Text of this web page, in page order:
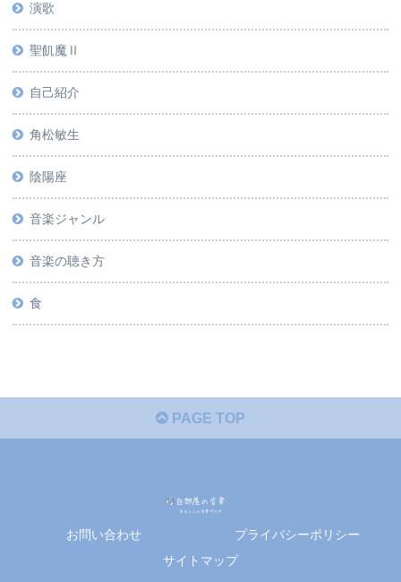
演歌
聖飢魔Ⅱ
自己紹介
角松敏生
陰陽座
音楽ジャンル
音楽の聴き方
食
PAGE TOP
お問い合わせ
プライバシーポリシー
サイトマップ